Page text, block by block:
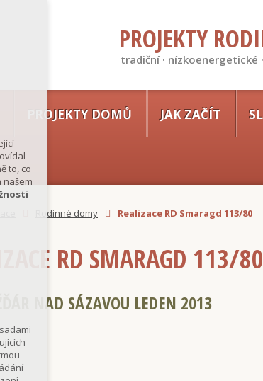
PROJEKTY
tradiční · nízkoenergetické
PROJEKTY DOMŮ JAK ZAČÍT
Rodinné domy Realizace RD Smaragd 113/80
RD SMARAGD 113/80
NAD SÁZAVOU LEDEN 2013
to, co
našem